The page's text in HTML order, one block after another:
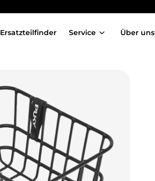
Ersatzteilfinder Service Über uns